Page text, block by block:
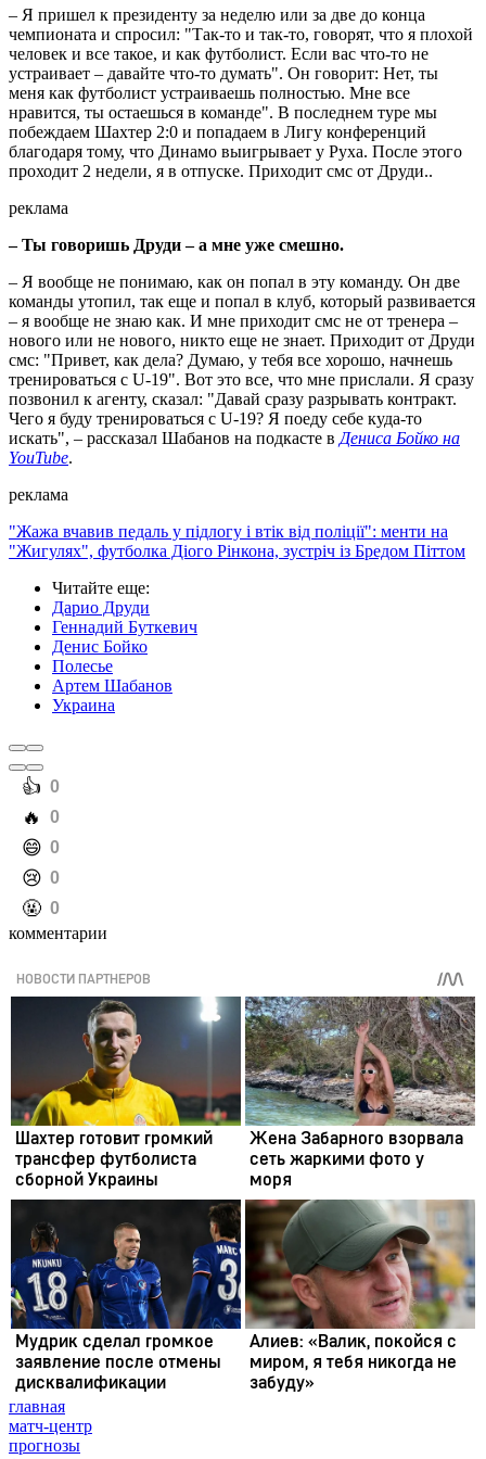
– Я пришел к президенту за неделю или за две до конца
чемпионата и спросил: "Так-то и так-то, говорят, что я плохой
человек и все такое, и как футболист. Если вас что-то не
устраивает – давайте что-то думать". Он говорит: Нет, ты
меня как футболист устраиваешь полностью. Мне все
нравится, ты остаешься в команде". В последнем туре мы
побеждаем Шахтер 2:0 и попадаем в Лигу конференций
благодаря тому, что Динамо выигрывает у Руха. После этого
проходит 2 недели, я в отпуске. Приходит смс от Друди..
реклама
– Ты говоришь Друди – а мне уже смешно.
– Я вообще не понимаю, как он попал в эту команду. Он две
команды утопил, так еще и попал в клуб, который развивается
– я вообще не знаю как. И мне приходит смс не от тренера –
нового или не нового, никто еще не знает. Приходит от Друди
смс: "Привет, как дела? Думаю, у тебя все хорошо, начнешь
тренироваться с U-19". Вот это все, что мне прислали. Я сразу
позвонил к агенту, сказал: "Давай сразу разрывать контракт.
Чего я буду тренироваться с U-19? Я поеду себе куда-то
искать", – рассказал Шабанов на подкасте в Дениса Бойко на
YouTube.
реклама
"Жажа вчавив педаль у підлогу і втік від поліції": менти на
"Жигулях", футболка Діого Рінкона, зустріч із Бредом Піттом
Читайте еще:
Дарио Друди
Геннадий Буткевич
Денис Бойко
Полесье
Артем Шабанов
Украина
️👍 0
️🔥 0
️😄 0
️😢 0
️🤬 0
комментарии
главная
матч-центр
прогнозы